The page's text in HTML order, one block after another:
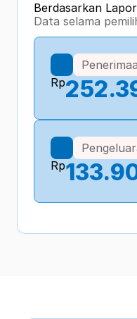
Berdasarkan
Data selama
Rp
Rp